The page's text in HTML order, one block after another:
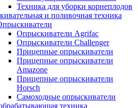
Техника для уборки корнеплодов
и поливочная техника
Опрыскиватели Agrifac
Опрыскиватели Challenger
Прицепные опрыскиватели
Прицепные опрыскиватели
Amazone
Прицепные опрыскиватели
Horsch
Самоходные опрыскиватели
техника